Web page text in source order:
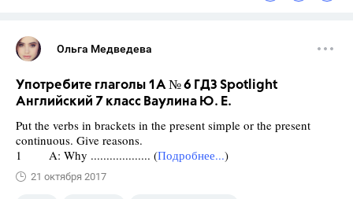
Ольга Медведева
Употребите глаголы 1A № 6 ГДЗ Spotlight
Английский 7 класс Ваулина Ю. Е.
Put the verbs in brackets in the present simple or the present
continuous. Give reasons.
1 A: Why ................... (Подробнее...)
21 октября 2017